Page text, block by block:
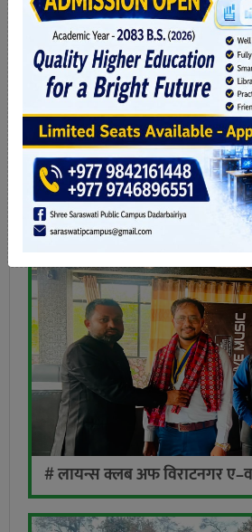
# कटहरीका बाटो, चौक र टोलको
पहिचान पनि
# लायन्स क्लब अफ विराटनगर